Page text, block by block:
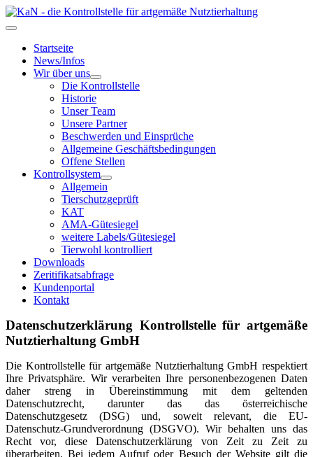
Startseite
News/Infos
Wir über uns
Die Kontrollstelle
Historie
Unser Team
Unsere Partner
Beschwerden und Einsprüche
Allgemeine Geschäftsbedingungen
Offene Stellen
Kontrollsystem
Allgemein
Tierschutzgeprüft
KAT
AMA-Gütesiegel
weitere Labels/Gütesiegel
Tierwohl kontrolliert
Downloads
Zeritifikatsabfrage
Kundenportal
Kontakt
Datenschutzerklärung Kontrollstelle für artgemäße
Nutztierhaltung GmbH
Die Kontrollstelle für artgemäße Nutztierhaltung GmbH respektiert
Ihre Privatsphäre. Wir verarbeiten Ihre personenbezogenen Daten
daher streng in Übereinstimmung mit dem geltenden
Datenschutzrecht, darunter das das österreichische
Datenschutzgesetz (DSG) und, soweit relevant, die EU-
Datenschutz-Grundverordnung (DSGVO). Wir behalten uns das
Recht vor, diese Datenschutzerklärung von Zeit zu Zeit zu
überarbeiten. Bei jedem Aufruf oder Besuch der Website gilt die